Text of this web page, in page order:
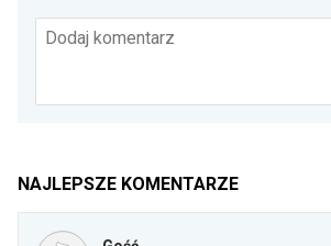
Dodaj komentarz
NAJLEPSZE KOMENTARZE